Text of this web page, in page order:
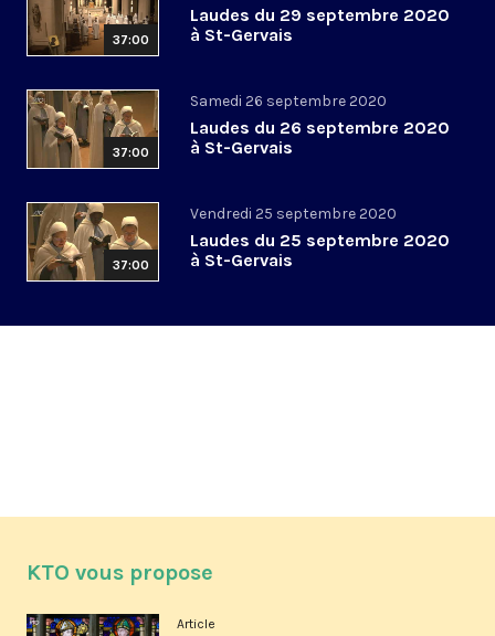
37:00
Laudes du 29 septembre 2020
à St-Gervais
37:00
Samedi 26 septembre 2020
Laudes du 26 septembre 2020
à St-Gervais
37:00
Vendredi 25 septembre 2020
Laudes du 25 septembre 2020
à St-Gervais
KTO vous propose
Article